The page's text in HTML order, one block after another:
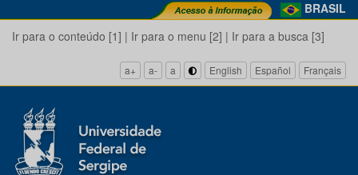
BRASIL
Ir para o conteúdo [1] | Ir para o menu [2] | Ir para a busca [3]
a+ a- a English Español Français